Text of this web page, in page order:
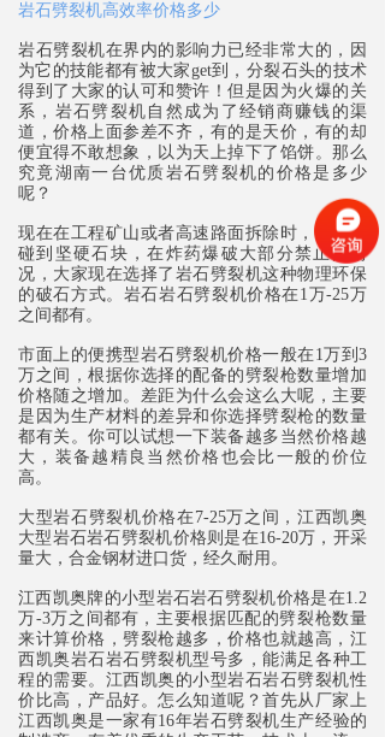
岩石劈裂机高效率价格多少
岩石劈裂机在界内的影响力已经非常大的，因
为它的技能都有被大家get到，分裂石头的技术
得到了大家的认可和赞许！但是因为火爆的关
系， 岩石劈裂机 自然成为了经销商赚钱的渠
道，价格上面参差不齐，有的是天价，有的却
便宜得不敢想象，以为天上掉下了馅饼。那么
究竟湖南一台优质岩石劈裂机的价格是多少
呢？
现在在工程矿山或者高速路面拆除时，经常会
碰到坚硬石块，在炸药爆破大部分禁止的情
况，大家现在选择了 岩石劈裂机这种物理环保
的破石方式。岩石岩石劈裂机价格在1万-25万
之间都有。
市面上的便携型岩石劈裂机价格一般在1万到3
万之间，根据你选择的配备的劈裂枪数量增加
价格随之增加。差距为什么会这么大呢，主要
是因为生产材料的差异和你选择劈裂枪的数量
都有关。你可以试想一下装备越多当然价格越
大，装备越精良当然价格也会比一般的价位
高。
大型岩石劈裂机价格在7-25万之间，江西凯奥
大型岩石岩石劈裂机价格则是在16-20万，开采
量大，合金钢材进口货，经久耐用。
江西凯奥牌的小型岩石岩石劈裂机价格是在1.2
万-3万之间都有，主要根据匹配的劈裂枪数量
来计算价格，劈裂枪越多，价格也就越高， 江
西凯奥岩石岩石劈裂机型号多，能满足各种工
程的需要。 江西凯奥的小型岩石岩石劈裂机性
价比高，产品好。怎么知道呢？首先从厂家上
江西凯奥是一家有16年岩石劈裂机生产经验的